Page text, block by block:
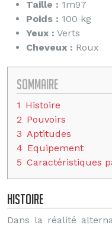
Taille : 1m97
Poids : 100 kg
Yeux : Verts
Cheveux : Roux
Sommaire
1 Histoire
2 Pouvoirs
3 Aptitudes
4 Equipement
5 Caractéristiques
Histoire
Dans la réalité